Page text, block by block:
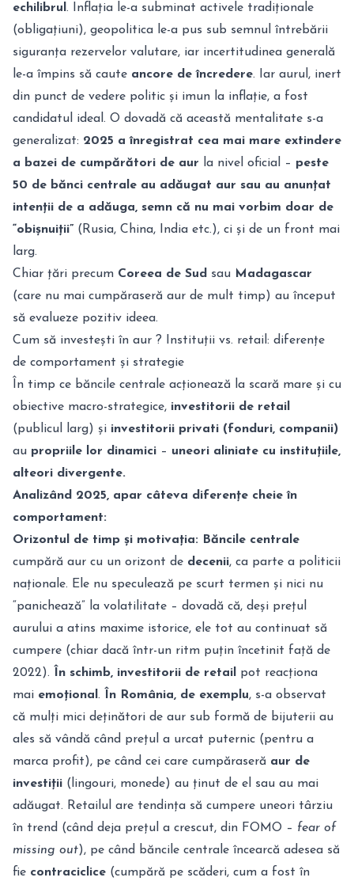
echilibrul . Inflația le-a subminat activele tradiționale
(obligațiuni), geopolitica le-a pus sub semnul întrebării
siguranța rezervelor valutare, iar incertitudinea generală
le-a împins să caute ancore de încredere. Iar aurul, inert
din punct de vedere politic și imun la inflație, a fost
candidatul ideal. O dovadă că această mentalitate s-a
generalizat: 2025 a înregistrat cea mai mare extindere
a bazei de cumpărători de aur la nivel oficial – peste
50 de bănci centrale au adăugat aur sau au anunțat
intenții de a adăuga, semn că nu mai vorbim doar de
“obișnuiții” (Rusia, China, India etc.), ci și de un front mai
larg.
Chiar țări precum Coreea de Sud sau Madagascar
(care nu mai cumpăraseră aur de mult timp) au început
să evalueze pozitiv ideea.
Cum să investești în aur ? Instituții vs. retail: diferențe
de comportament și strategie
În timp ce băncile centrale acționează la scară mare și cu
obiective macro-strategice, investitorii de retail
(publicul larg) și investitorii privati (fonduri, companii)
au propriile lor dinamici – uneori aliniate cu instituțiile,
alteori divergente.
Analizând 2025, apar câteva diferențe cheie în
comportament:
Orizontul de timp și motivația: Băncile centrale
cumpără aur cu un orizont de decenii, ca parte a politicii
naționale. Ele nu speculează pe scurt termen și nici nu
“panichează” la volatilitate – dovadă că, deși prețul
aurului a atins maxime istorice, ele tot au continuat să
cumpere (chiar dacă într-un ritm puțin încetinit față de
2022). În schimb, investitorii de retail
pot reacționa
mai emoțional . În România, de exemplu, s-a observat
că mulți mici deținători de aur sub formă de bijuterii au
ales să vândă când prețul a urcat puternic (pentru a
marca profit), pe când cei care cumpăraseră aur de
investiții (lingouri, monede) au ținut de el sau au mai
adăugat. Retailul are tendința să cumpere uneori târziu
în trend (când deja prețul a crescut, din FOMO – fear of
missing out), pe când băncile centrale încearcă adesea să
fie contraciclice (cumpără pe scăderi, cum a fost în